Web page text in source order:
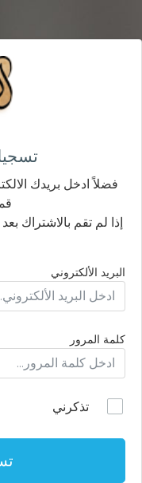
فضلاً ادخل بريدك
إذا لم تقم بالاشتراك
البريد الألكتروني
كلمة المرور
تذكرني